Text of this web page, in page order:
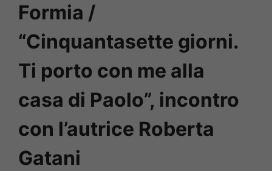
Formia /
“Cinquantasette giorni.
Ti porto con me alla
casa di Paolo”, incontro
con l’autrice Roberta
Gatani